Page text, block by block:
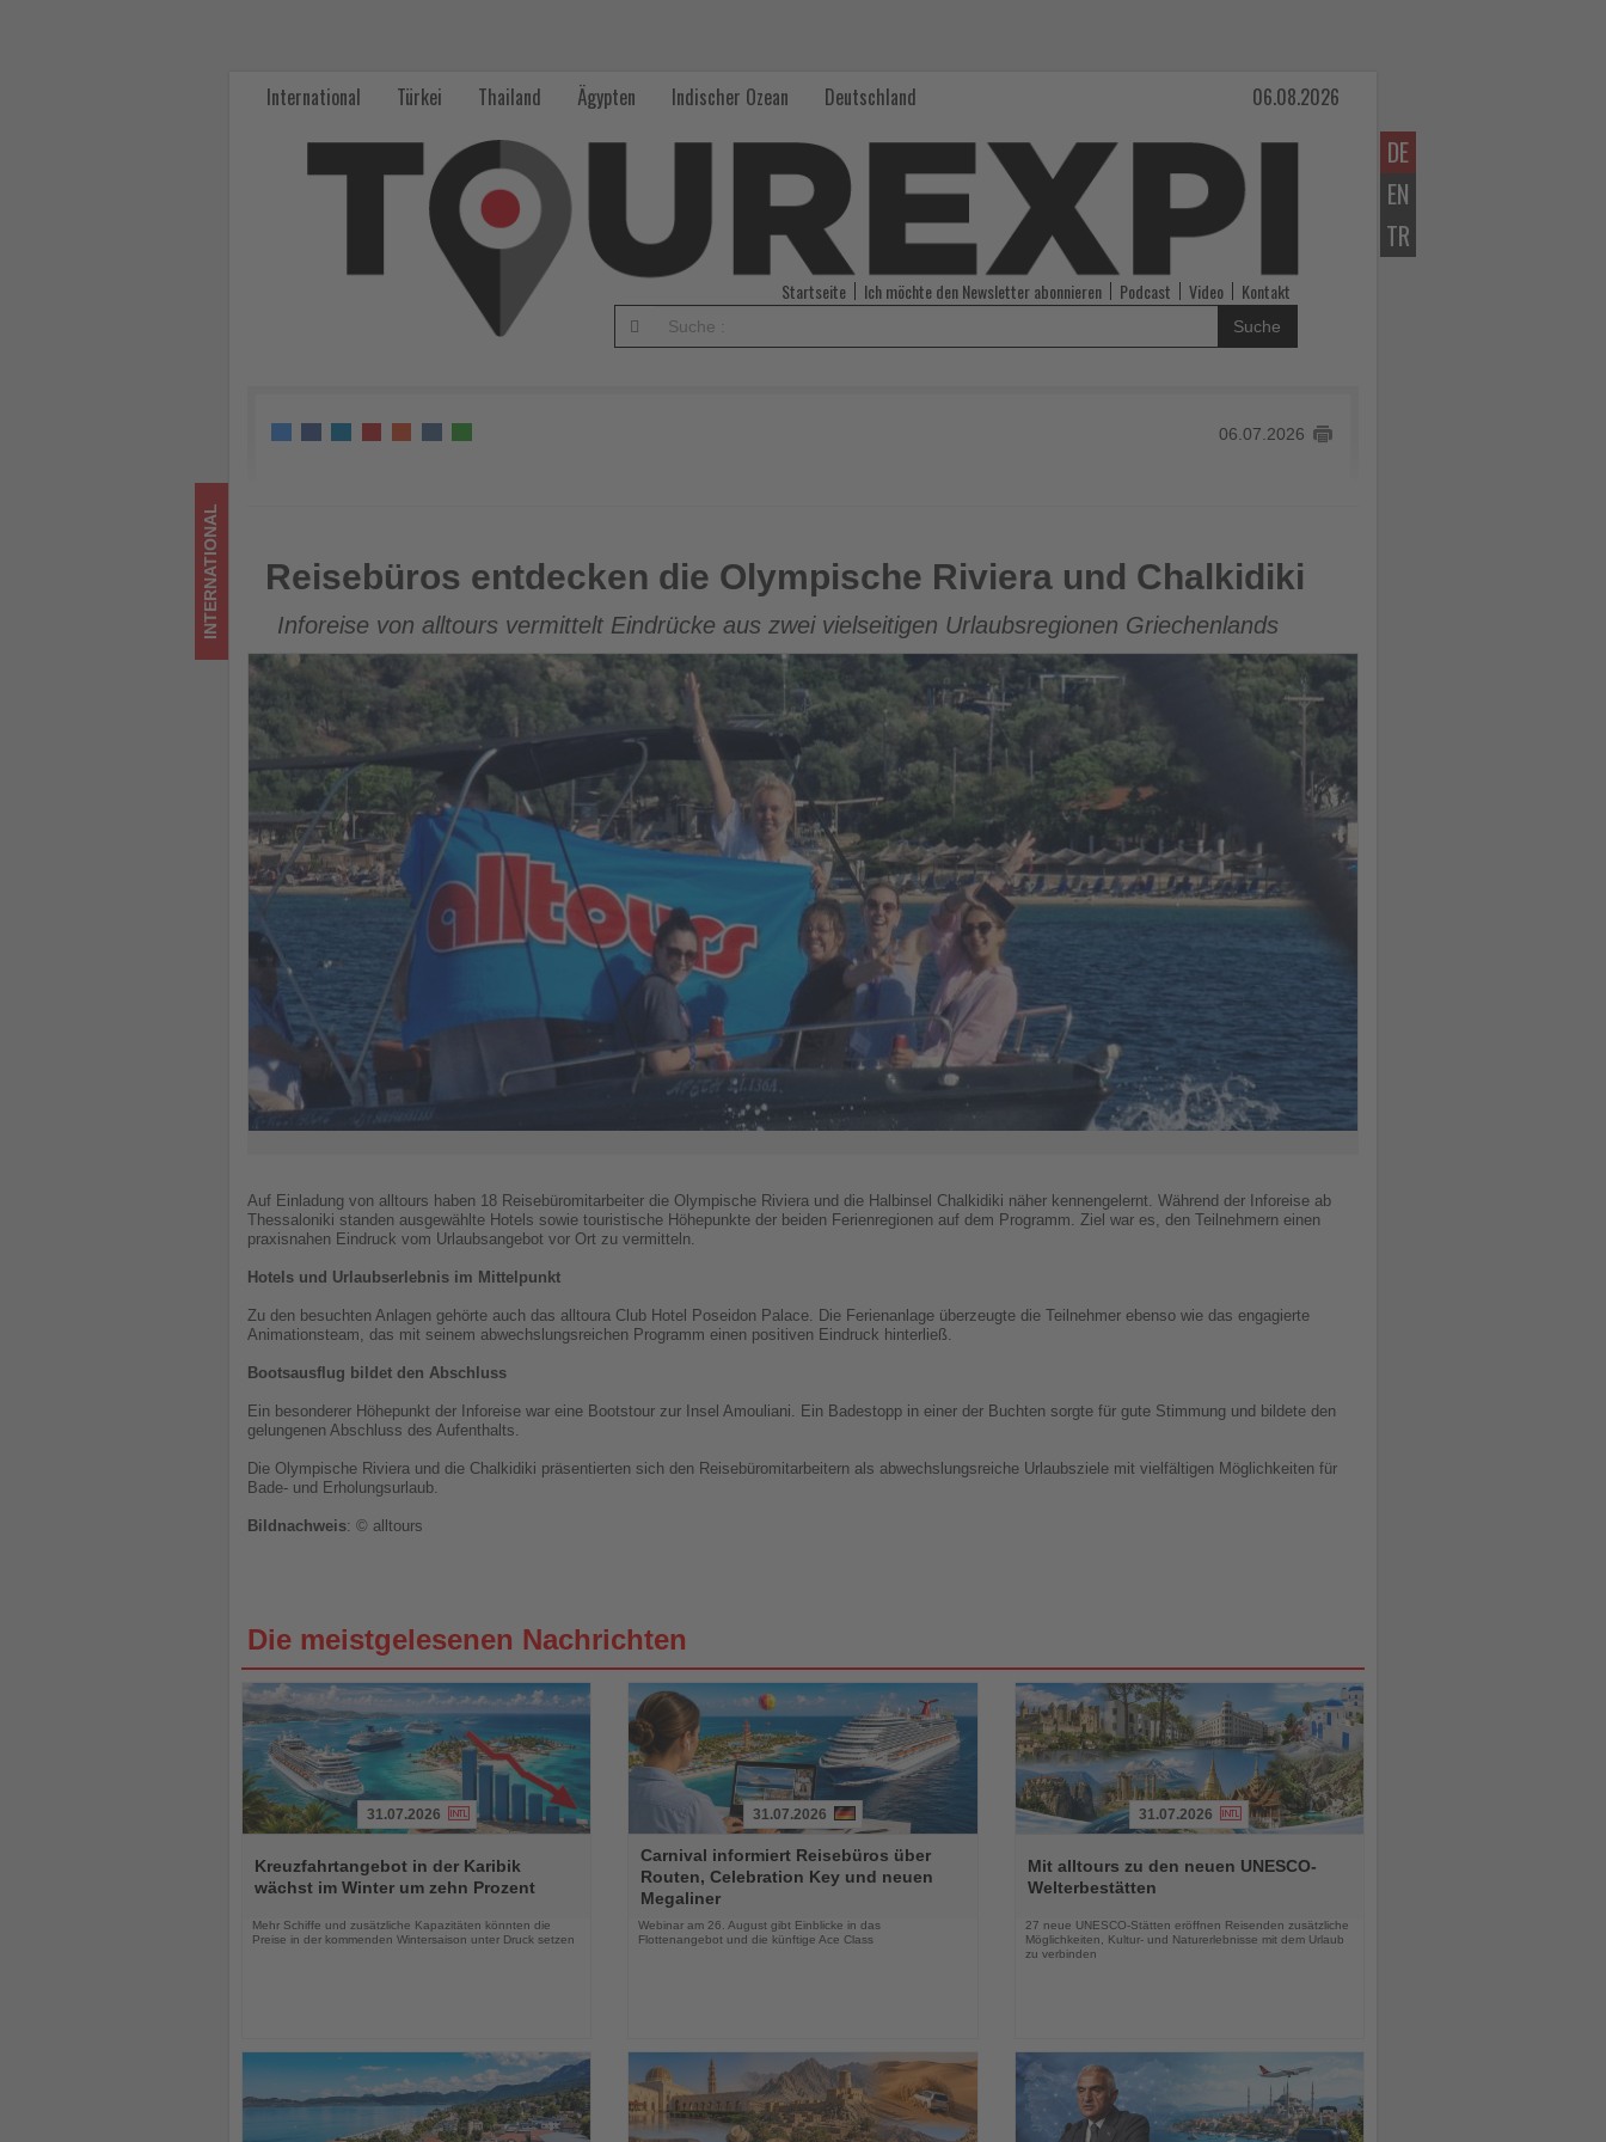
DE
EN
TR
International Türkei Thailand Ägypten Indischer Ozean Deutschland 06.08.2026
Startseite Ich möchte den Newsletter abonnieren Podcast Video Kontakt
Suche
06.07.2026
Reisebüros entdecken die Olympische Riviera und Chalkidiki
INTERNATIONAL Reisebüros entdecken die Olympische Riviera und Chalkidiki
Inforeise von alltours vermittelt Eindrücke aus zwei vielseitigen Urlaubsregionen Griechenlands
Auf Einladung von alltours haben 18 Reisebüromitarbeiter die Olympische Riviera und die Halbinsel Chalkidiki näher kennengelernt. Während der Inforeise ab
Thessaloniki standen ausgewählte Hotels sowie touristische Höhepunkte der beiden Ferienregionen auf dem Programm. Ziel war es, den Teilnehmern einen
praxisnahen Eindruck vom Urlaubsangebot vor Ort zu vermitteln.
Hotels und Urlaubserlebnis im Mittelpunkt
Zu den besuchten Anlagen gehörte auch das alltoura Club Hotel Poseidon Palace. Die Ferienanlage überzeugte die Teilnehmer ebenso wie das engagierte
Animationsteam, das mit seinem abwechslungsreichen Programm einen positiven Eindruck hinterließ.
Bootsausflug bildet den Abschluss
Ein besonderer Höhepunkt der Inforeise war eine Bootstour zur Insel Amouliani. Ein Badestopp in einer der Buchten sorgte für gute Stimmung und bildete den
gelungenen Abschluss des Aufenthalts.
Die Olympische Riviera und die Chalkidiki präsentierten sich den Reisebüromitarbeitern als abwechslungsreiche Urlaubsziele mit vielfältigen Möglichkeiten für
Bade- und Erholungsurlaub.
Bildnachweis: © alltours
Die meistgelesenen Nachrichten
Sie
die
31.07.2026
Kreuzfahrtangebot in der Karibik
wächst im Winter um zehn Prozent
Mehr Schiffe und zusätzliche Kapazitäten könnten die
Preise in der kommenden Wintersaison unter Druck setzen
Sie
die
Nachrichten
31.07.2026
Carnival informiert Reisebüros über
Routen, Celebration Key und neuen
Megaliner
Webinar am 26. August gibt Einblicke in das
Flottenangebot und die künftige Ace Class
Sie
die
31.07.2026
Mit alltours zu den neuen UNESCO-
Welterbestätten
27 neue UNESCO-Stätten eröffnen Reisenden zusätzliche
Möglichkeiten, Kultur- und Naturerlebnisse mit dem Urlaub
zu verbinden